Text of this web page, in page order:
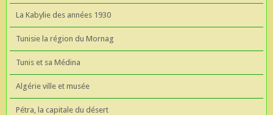
La Kabylie des années 1930
Tunisie la région du Mornag
Tunis et sa Médina
Algérie ville et musée
Pétra, la capitale du désert